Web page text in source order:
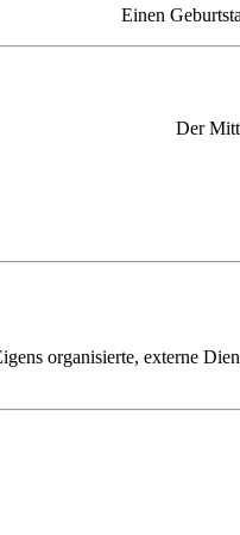
Einen
Der
organisierte, externe